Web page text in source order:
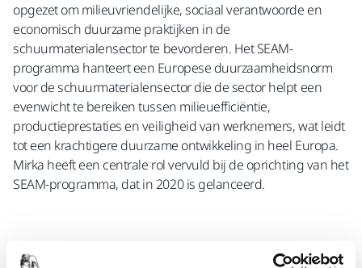
opgezet om milieuvriendelijke, sociaal verantwoorde en
economisch duurzame praktijken in de
schuurmaterialensector te bevorderen. Het SEAM-
programma hanteert een Europese duurzaamheidsnorm
voor de schuurmaterialensector die de sector helpt een
evenwicht te bereiken tussen milieuefficiëntie,
productieprestaties en veiligheid van werknemers, wat leidt
tot een krachtigere duurzame ontwikkeling in heel Europa.
Mirka heeft een centrale rol vervuld bij de oprichting van het
SEAM-programma, dat in 2020 is gelanceerd.